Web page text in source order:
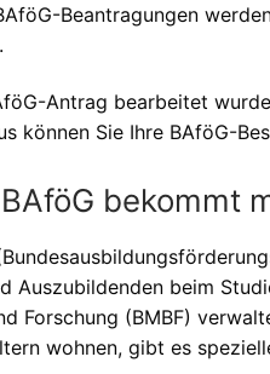
Beantragungen
Antrag bearbeitet
können Sie Ihre BAföG-
bekommt
Auszubildenden beim
Forschung (BMBF)
wohnen, gibt es